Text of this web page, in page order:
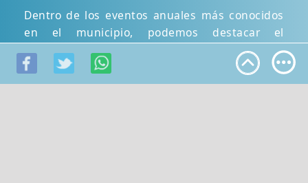
Dentro de los eventos anuales más conocidos
en el municipio, podemos destacar el
Desembarco Pirata, hecho histórico ocurrido
durante los años 1798 y 1801 en las costas de
San Vicente de O Grove.